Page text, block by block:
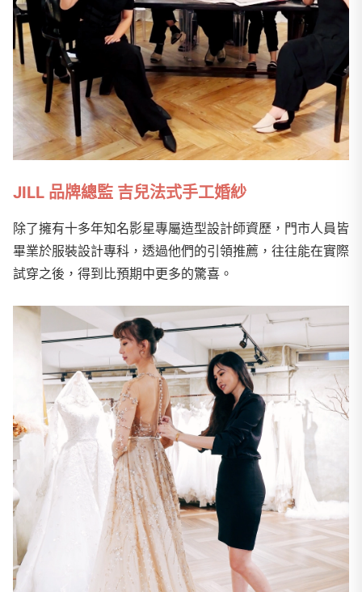
JILL 品牌總監 吉兒法式手工婚紗
除了擁有十多年知名影星專屬造型設計師資歷，門市人員皆
畢業於服裝設計專科，透過他們的引領推薦，往往能在實際
試穿之後，得到比預期中更多的驚喜。